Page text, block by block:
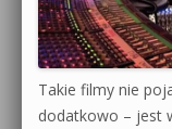
Pakiety
Regulamin
Działanie sklepu
Wyszukiwanie
Takie filmy nie
dodatkowo – jest